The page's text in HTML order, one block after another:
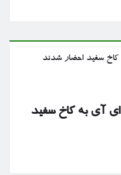
ای آی به کاخ سفید